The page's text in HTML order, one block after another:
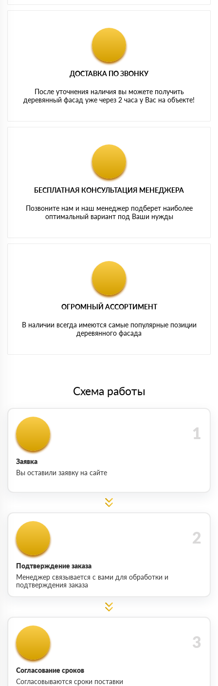
ДОСТАВКА ПО ЗВОНКУ
После уточнения наличия вы можете получить
деревянный фасад уже через 2 часа у Вас на объекте!
БЕСПЛАТНАЯ КОНСУЛЬТАЦИЯ МЕНЕДЖЕРА
Позвоните нам и наш менеджер подберет наиболее
оптимальный вариант под Ваши нужды
ОГРОМНЫЙ АССОРТИМЕНТ
В наличии всегда имеются самые популярные позиции
деревянного фасада
Схема работы
Заявка
Вы оставили заявку на сайте
Подтверждение заказа
Менеджер связывается с вами для обработки и
подтверждения заказа
Согласование сроков
Согласовываются сроки поставки